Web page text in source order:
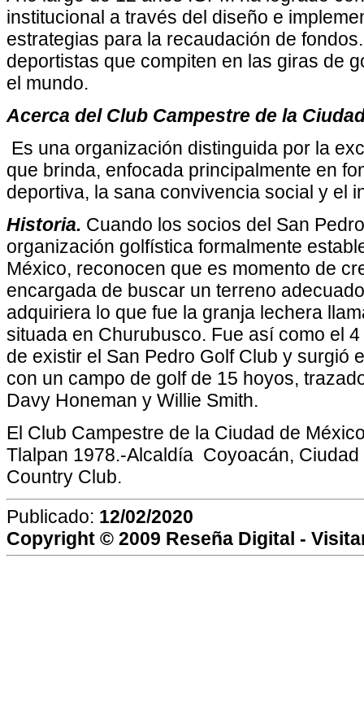
institucional a través del diseño e
estrategias para la recaudación de
deportistas que compiten en las giras de
el mundo.
Acerca del Club Campestre de la
Es una organización distinguida por la
que brinda, enfocada principalmente en
deportiva, la sana convivencia social y el
Historia. Cuando los socios del San
organización golfística formalmente
México, reconocen que es momento de
encargada de buscar un terreno
adquiriera lo que fue la granja lechera
situada en Churubusco. Fue así como el
de existir el San Pedro Golf Club y surgió
con un campo de golf de 15 hoyos,
Davy Honeman y Willie Smith.
El Club Campestre de la Ciudad de
Tlalpan 1978.-Alcaldía Coyoacán,
Country Club.
Publicado: 12/02/2020
Copyright © 2009 Reseña Digital -